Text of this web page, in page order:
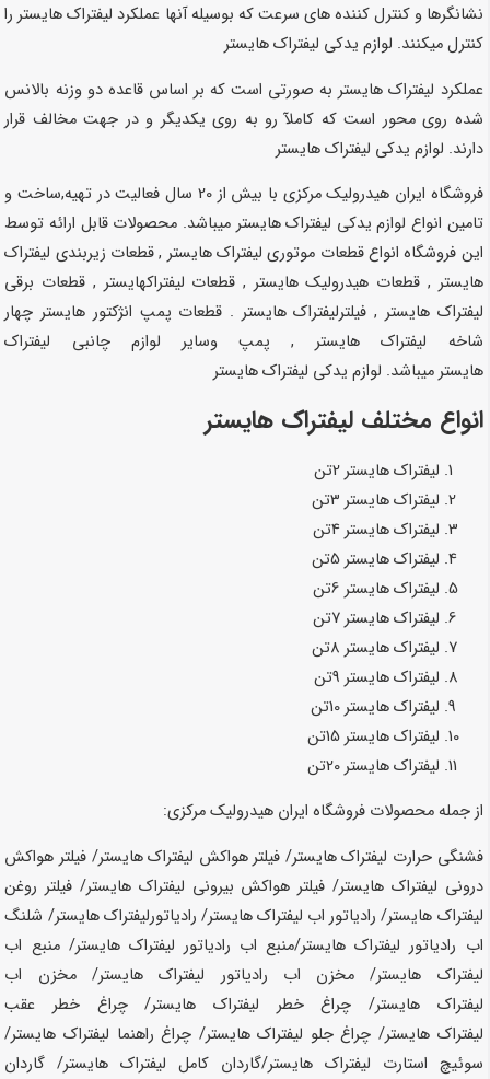
نشانگرها و کنترل کننده های سرعت که بوسیله آنها عملکرد لیفتراکهایستر را
کنترل میکنند. لوازم یدکی لیفتراکهایستر
عملکرد لیفتراک هایستر به صورتی است که بر اساس قاعده دو وزنه بالانس
شده روی محور است که کاملآ رو به روی یکدیگر و در جهت مخالف قرار
دارند. لوازم یدکی لیفتراکهایستر
فروشگاه ایران هیدرولیک مرکزی با بیش از 20 سال فعالیت در تهیه,ساخت و
تامین انواع لوازم یدکی لیفتراکهایسترمیباشد. محصولات قابل ارائه توسط
این فروشگاه انواع قطعات موتوری لیفتراکهایستر , قطعات زیربندی لیفتراک
هایستر , قطعات هیدرولیکهایستر , قطعات لیفتراکهایستر , قطعات برقی
لیفتراکهایستر , فیلترلیفتراکهایستر . قطعات پمپ انژکتور هایستر چهار
شاخه لیفتراک هایستر , پمپ وسایر لوازم چانبی لیفتراک
هایسترمیباشد. لوازم یدکی لیفتراکهایستر
انواع مختلف لیفتراک هایستر
لیفتراکهایستر2تن
لیفتراکهایستر 3تن
لیفتراکهایستر4تن
لیفتراکهایستر5تن
لیفتراکهایستر 6تن
لیفتراکهایستر7تن
لیفتراکهایستر 8تن
لیفتراکهایستر 9تن
لیفتراکهایستر10تن
لیفتراکهایستر15تن
لیفتراکهایستر20تن
از جمله محصولات فروشگاه ایران هیدرولیک مرکزی:
فشنگی حرارت لیفتراک هایستر/ فیلتر هواکش لیفتراکهایستر/ فیلتر هواکش
درونی لیفتراک هایستر/ فیلتر هواکش بیرونی لیفتراک هایستر/ فیلتر روغن
لیفتراک هایستر/ رادیاتور اب لیفتراکهایستر/ رادیاتورلیفتراکهایستر/ شلنگ
اب رادیاتور لیفتراکهایستر/منبع اب رادیاتور لیفتراک هایستر/ منبع اب
لیفتراک هایستر/ مخزن اب رادیاتور لیفتراکهایستر/ مخزن اب
لیفتراک هایستر/ چراغ خطر لیفتراکهایستر/ چراغ خطر عقب
لیفتراک هایستر/ چراغ جلو لیفتراکهایستر/ چراغ راهنما لیفتراکهایستر/
سوئیچ استارت لیفتراک هایستر/گاردان کامل لیفتراکهایستر/ گاردان